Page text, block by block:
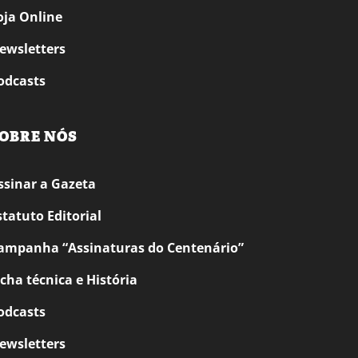
Online
NÓS
a Gazeta
Editorial
“Assinaturas do Centenário”
técnica e História